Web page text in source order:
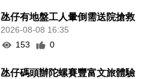
氹仔有地盤工人暈倒需送院搶救
2026-08-08 16:35
153
0
氹仔碼頭辦陀螺賽豐富文旅體驗